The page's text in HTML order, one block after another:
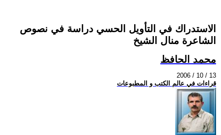
الاستدراك في التأويل الحسي دراسة في نصوص
الشاعرة منال الشيخ
محمد الحافظ
2006 / 10 / 13
قراءات في عالم الكتب و المطبوعات